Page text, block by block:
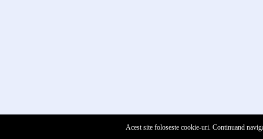
Acest site foloseste cookie-uri. Continuand